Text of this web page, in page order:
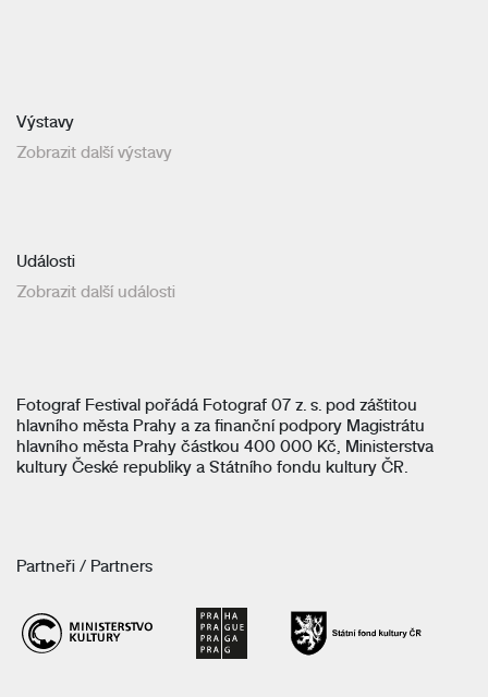
Výstavy
Zobrazit další výstavy
Události
Zobrazit další události
Fotograf Festival pořádá Fotograf 07 z. s. pod záštitou
hlavního města Prahy a za finanční podpory Magistrátu
hlavního města Prahy částkou 400 000 Kč, Ministerstva
kultury České republiky a Státního fondu kultury ČR.
Partneři / Partners